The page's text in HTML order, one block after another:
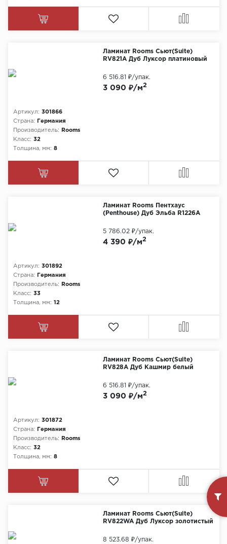
Ламинат Rooms Сьют(Suite)
RV821A Дуб Луксор платиновый
Артикул: 301866
Страна:
Германия
Производитель:
Rooms
Класс: 32
Толщина, мм: 8
3 090 ₽/м2
6 516.81 ₽/упак.
Ламинат Rooms Пентхаус
(Penthouse) Дуб Эльба R1226А
Артикул: 301892
Страна:
Германия
Производитель:
Rooms
Класс: 33
Толщина, мм: 12
4 390 ₽/м2
5 786.02 ₽/упак.
Ламинат Rooms Сьют(Suite)
RV828A Дуб Кашмир белый
Артикул: 301872
Страна:
Германия
Производитель:
Rooms
Класс: 32
Толщина, мм: 8
3 090 ₽/м2
6 516.81 ₽/упак.
Ламинат Rooms Сьют(Suite)
RV822WA Дуб Луксор золотистый
8 523.68 ₽/упак.